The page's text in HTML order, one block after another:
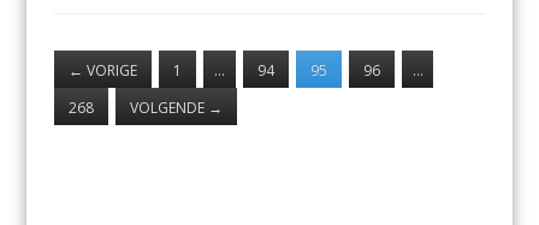
← VORIGE 1 … 94 95 96
…
268
VOLGENDE →